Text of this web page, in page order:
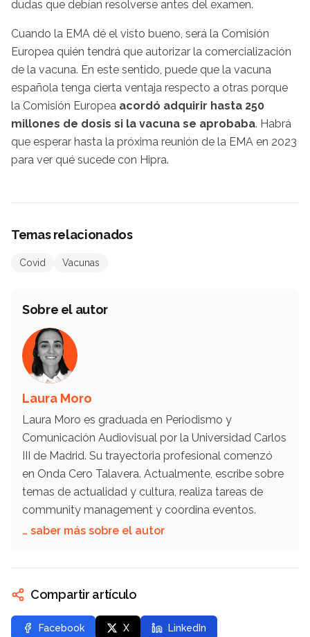
dudas que debían resolverse antes del examen.
Cuando la EMA dé el visto bueno, será la Comisión
Europea quién tendrá que autorizar la comercialización
de la vacuna. En este sentido, puede que la vacuna
española tenga cierta ventaja respecto a otras porque
la Comisión Europea acordó adquirir hasta 250
millones de dosis si la vacuna se aprobaba. Habrá
que esperar hasta la próxima reunión de la EMA en 2023
para ver qué sucede con Hipra.
Temas relacionados
Covid Vacunas
Sobre el autor
Laura Moro
Laura Moro es graduada en Periodismo y
Comunicación Audiovisual por la Universidad Carlos
III de Madrid. Su trayectoria profesional comenzó
en Onda Cero Talavera. Actualmente, escribe sobre
temas de actualidad y cultura, realiza tareas de
community management y coordina eventos.
… saber más sobre el autor
Compartir artículo
Facebook X LinkedIn